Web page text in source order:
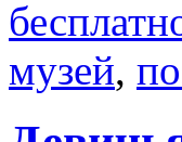
музей,